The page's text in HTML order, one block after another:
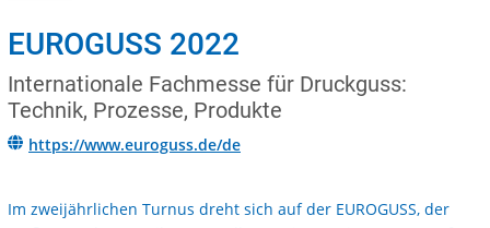
EUROGUSS 2022
Internationale Fachmesse für Druckguss:
Technik, Prozesse, Produkte
https://www.euroguss.de/de
Im zweijährlichen Turnus dreht sich auf der EUROGUSS, der